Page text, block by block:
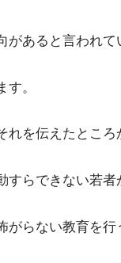
あると言われて
。
を伝えたところ
らできない若者
らない教育を行